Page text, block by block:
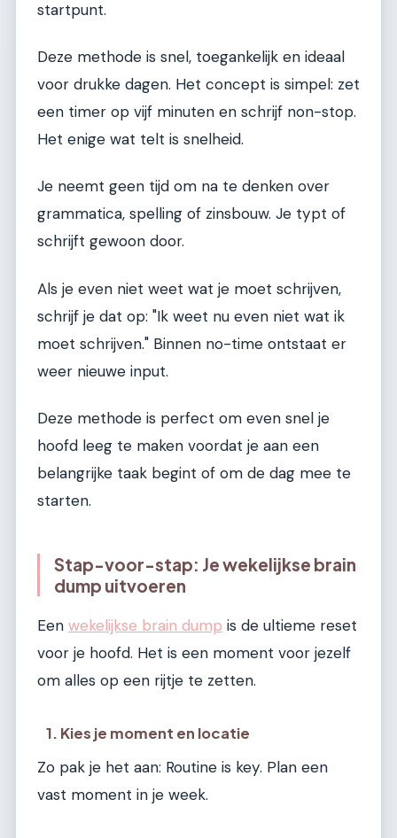
startpunt.
Deze methode is snel, toegankelijk en ideaal
voor drukke dagen. Het concept is simpel: zet
een timer op vijf minuten en schrijf non-stop.
Het enige wat telt is snelheid.
Je neemt geen tijd om na te denken over
grammatica, spelling of zinsbouw. Je typt of
schrijft gewoon door.
Als je even niet weet wat je moet schrijven,
schrijf je dat op: "Ik weet nu even niet wat ik
moet schrijven." Binnen no-time ontstaat er
weer nieuwe input.
Deze methode is perfect om even snel je
hoofd leeg te maken voordat je aan een
belangrijke taak begint of om de dag mee te
starten.
Stap-voor-stap: Je wekelijkse brain
dump uitvoeren
Een wekelijkse brain dump is de ultieme reset
voor je hoofd. Het is een moment voor jezelf
om alles op een rijtje te zetten.
1. Kies je moment en locatie
Zo pak je het aan: Routine is key. Plan een
vast moment in je week.